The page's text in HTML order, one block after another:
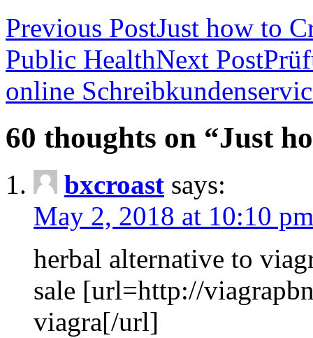
Previous PostJust how to
Public HealthNext Post
online
60 thoughts on “Just
bxcroast says:
May 2, 2018 at 10:10 pm
herbal alternative to
sale [url=http://
viagra[/url]